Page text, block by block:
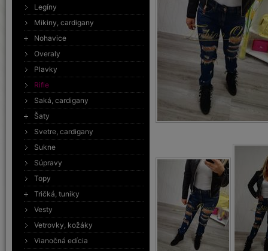
Legíny
Mikiny, cardigany
Nohavice
Overaly
Plavky
Rifle
Saká, cardigany
Šaty
Svetre, cardigany
Sukne
Súpravy
Topy
Tričká, tuniky
Vesty
Vetrovky, kožáky
Vianočná edícia